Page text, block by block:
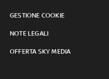
GESTIONE COOKIE
NOTE LEGALI
OFFERTA SKY MEDIA